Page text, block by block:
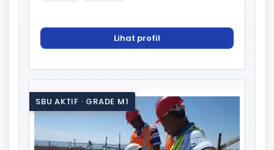
Lihat profil
SBU AKTIF · GRADE M1